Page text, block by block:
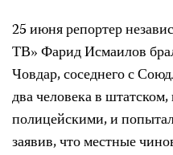
25 июня репортер
ТВ» Фарид Исмаилов
Човдар, соседнего с
два человека в
полицейскими, и
заявив, что местные